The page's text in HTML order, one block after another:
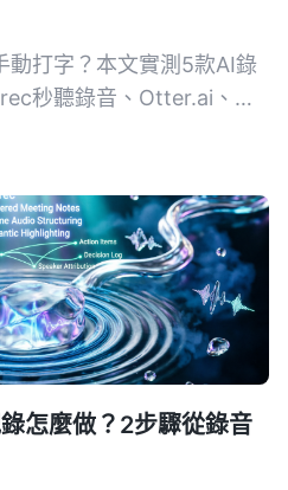
動打字？本文實測5款AI錄
秒聽錄音、Otter.ai、
怎麼做？2步驟從錄音